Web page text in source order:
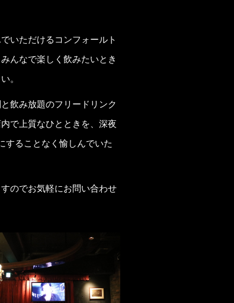
いただけるコンフォールト
んなで楽しく飲みたいとき
。
飲み放題のフリードリンク
で上質なひとときを、深夜
することなく愉しんでいた
のでお気軽にお問い合わせ